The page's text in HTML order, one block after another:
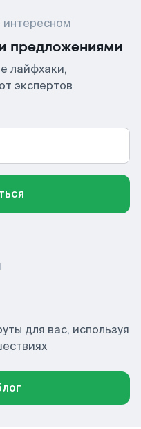
предложениями
лайфхаки,
экспертов
для вас, используя